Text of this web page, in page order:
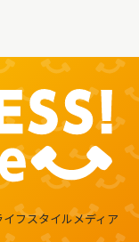
フスタイルメディア